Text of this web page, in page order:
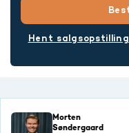
Hent salgsopstilling
Morten
Søndergaard